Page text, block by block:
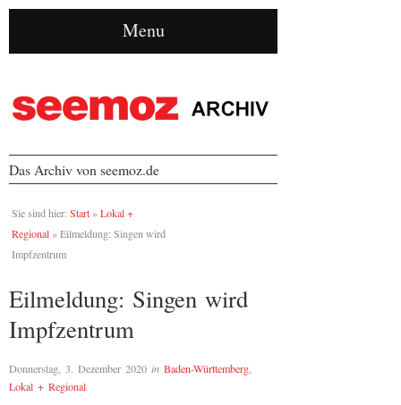
Menu
Das Archiv von seemoz.de
Sie sind hier: Start » Lokal +
Regional » Eilmeldung: Singen wird
Impfzentrum
Eilmeldung: Singen wird
Impfzentrum
Donnerstag, 3. Dezember 2020 in Baden-Württemberg
Lokal + Regional